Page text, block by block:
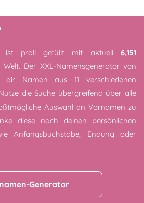
ist prall gefüllt mit aktuell 6,151
Welt. Der XXL-Namensgenerator von
dir Namen aus 11 verschiedenen
Nutze die Suche übergreifend über alle
Auswahl an Vornamen zu
diese nach deinen persönlichen
Anfangsbuchstabe, Endung oder
Generator